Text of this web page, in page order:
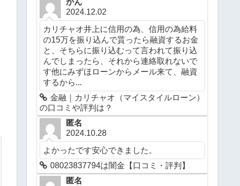
かん
2024.12.02
カリチャオ井上に信用の為、信用の為給料
の15万を振り込んで貰ったら融資するお金
と、そちらに振り込むって言われて振り込
んでしまったら、それから連絡取れないで
す他にみずほローンからメール来て、融資
するから...
金融｜カリチャオ（マイスタイルローン）
の口コミや評判は？
匿名
2024.10.28
よかったです安心できました。
08023837794は闇金【口コミ・評判】
匿名